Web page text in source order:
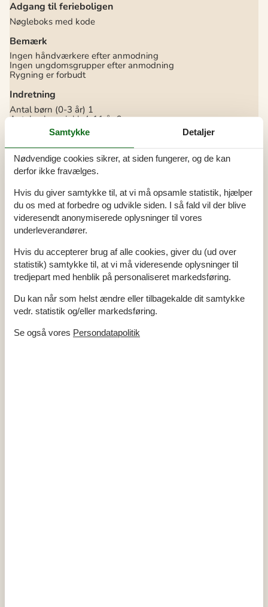
Adgang til ferieboligen
Nøgleboks med kode
Bemærk
Ingen håndværkere efter anmodning
Ingen ungdomsgrupper efter anmodning
Rygning er forbudt
Indretning
Antal børn (0-3 år) 1
Antal voksne inkl. 4-11 år 6
Bebygget areal 82 m²
Brændeovn 1
Byggeår 1968
Feriebolig
Frysekapacitet (antal liter)
50
Gulvvarme i alle klinkegulve
Renoveringsår 2004
Varmepumpe
Vaskemaskine 1
Køkken
Antal keramiske kogeplader 4
Køleskab 1
Mikrobølgeovn 1
Opvaskemaskine 1
Multimedier
> 3 tyske kanaler
1-3 norske kanaler
Samtykke Detaljer
Nødvendige cookies sikrer, at siden fungerer, og de kan
derfor ikke fravælges.
Hvis du giver samtykke til, at vi må opsamle statistik, hjælper
du os med at forbedre og udvikle siden. I så fald vil der blive
videresendt anonymiserede oplysninger til vores
underleverandører.
Hvis du accepterer brug af alle cookies, giver du (ud over
statistik) samtykke til, at vi må videresende oplysninger til
tredjepart med henblik på personaliseret markedsføring.
Du kan når som helst ændre eller tilbagekalde dit samtykke
vedr. statistik og/eller markedsføring.
Se også vores Persondatapolitik